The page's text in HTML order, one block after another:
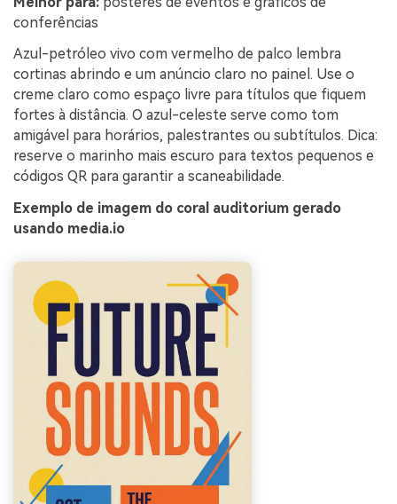
conferências
Azul-petróleo vivo com vermelho de palco lembra
cortinas abrindo e um anúncio claro no painel. Use o
creme claro como espaço livre para títulos que fiquem
fortes à distância. O azul-celeste serve como tom
amigável para horários, palestrantes ou subtítulos. Dica:
reserve o marinho mais escuro para textos pequenos e
códigos QR para garantir a scaneabilidade.
Exemplo de imagem do coral auditorium gerado
usando media.io